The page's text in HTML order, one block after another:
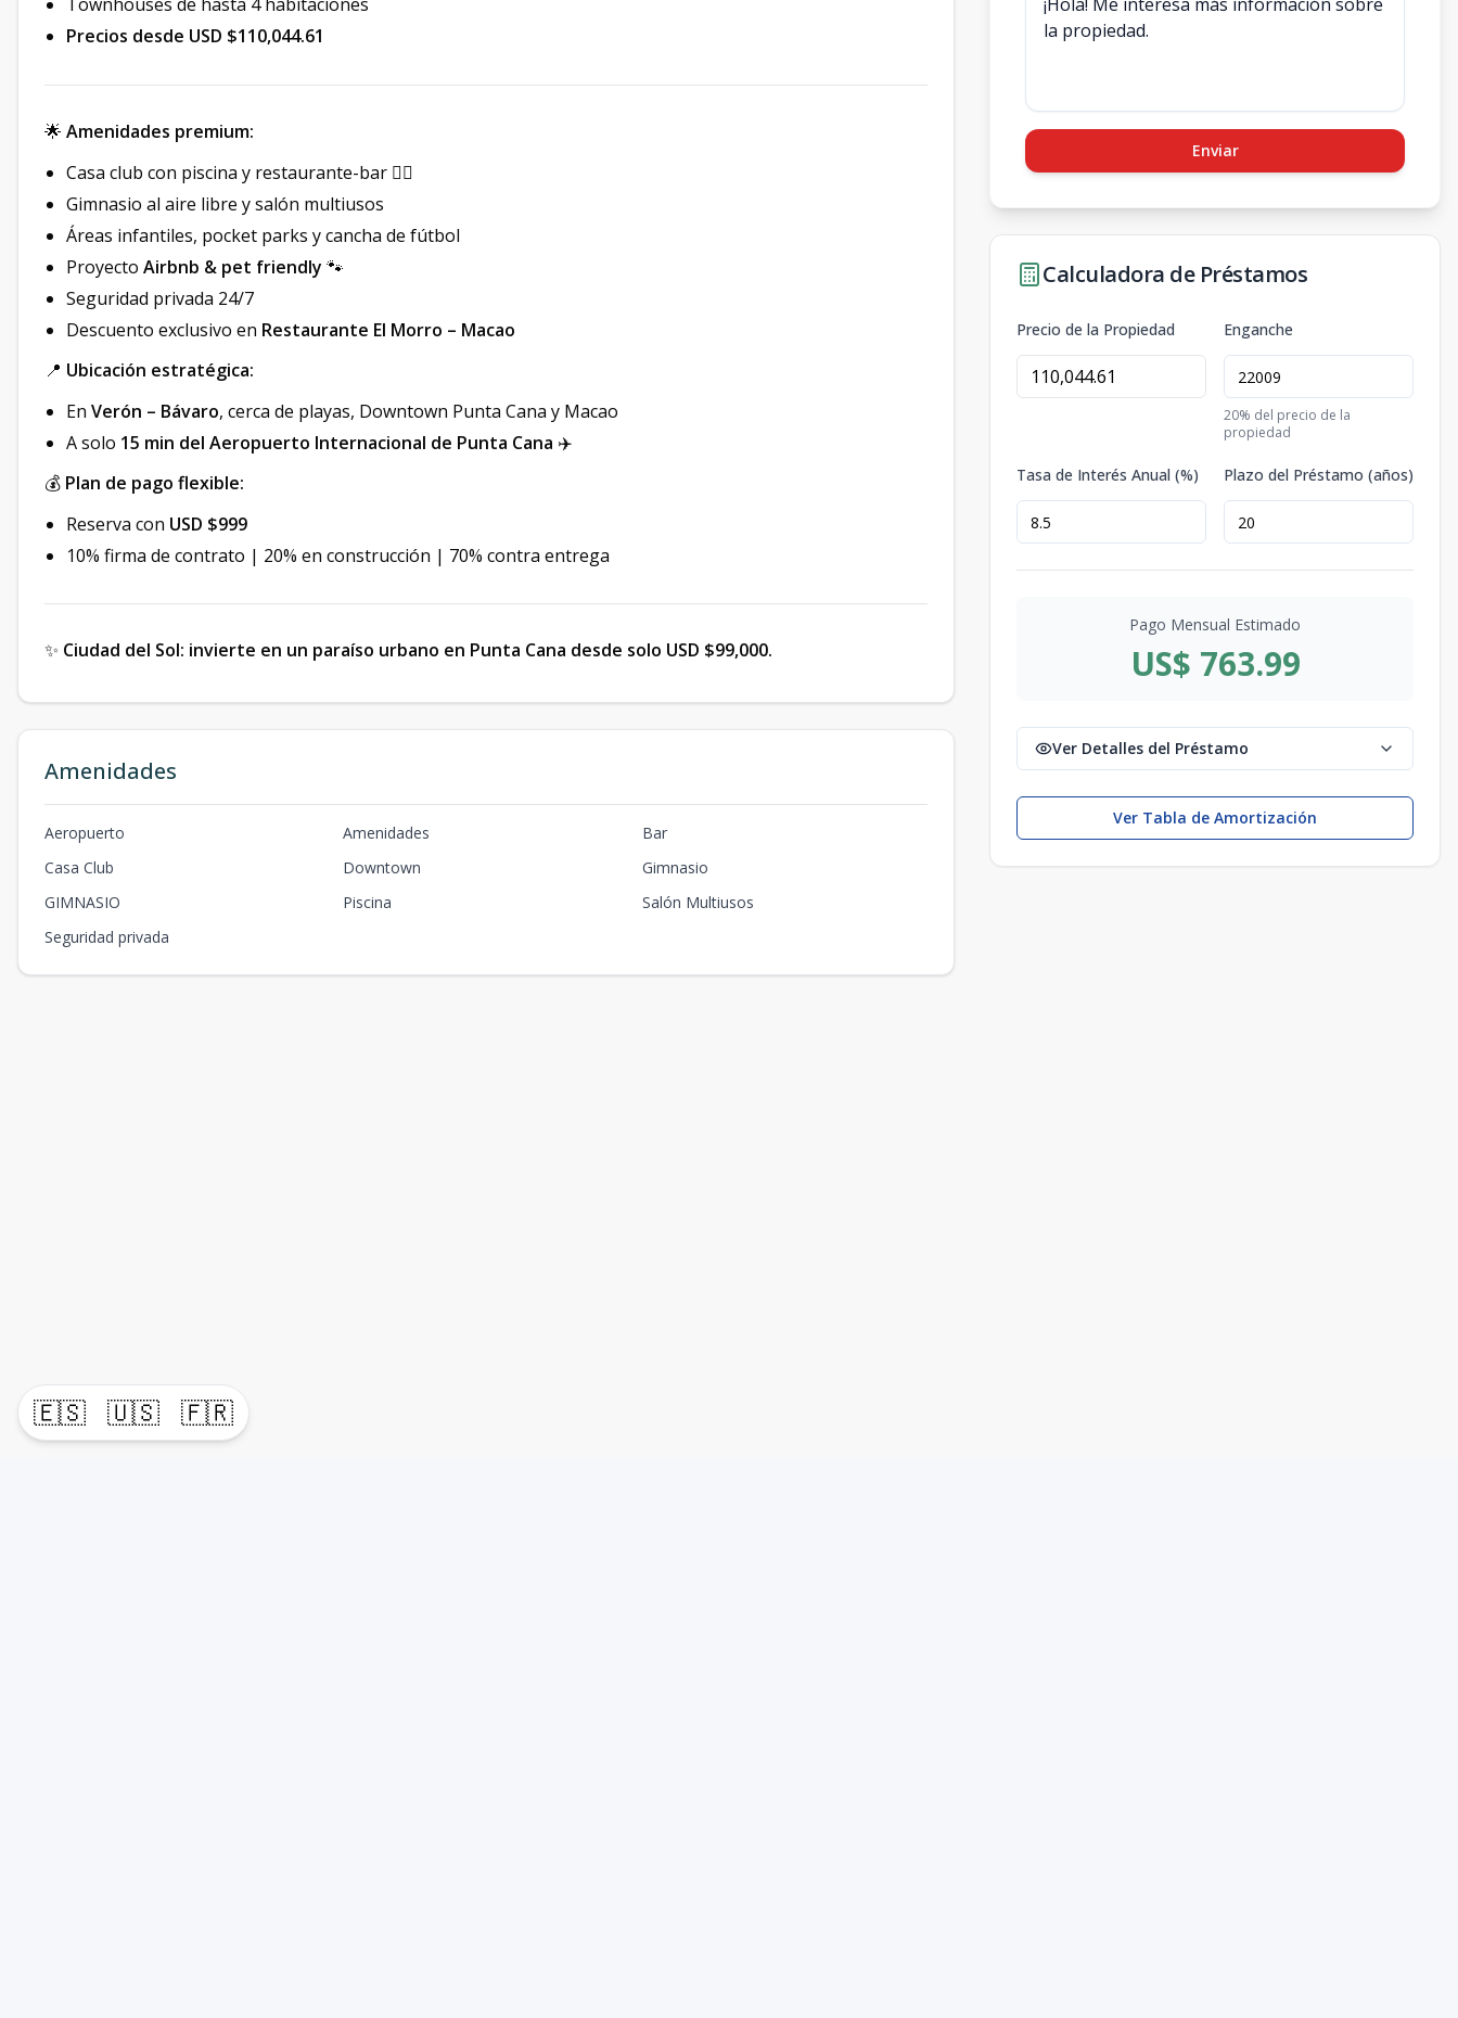
🇪🇸 🇺🇸 🇫🇷
Precios desde USD $110,044.61
🌟 Amenidades premium:
Casa club con piscina y restaurante-bar 🏊‍♂️
Gimnasio al aire libre y salón multiusos
Áreas infantiles, pocket parks y cancha de fútbol
Proyecto Airbnb & pet friendly 🐾
Seguridad privada 24/7
Descuento exclusivo en Restaurante El Morro – Macao
📍 Ubicación estratégica:
En Verón – Bávaro, cerca de playas, Downtown Punta Cana y Macao
A solo 15 min del Aeropuerto Internacional de Punta Cana ✈️
💰 Plan de pago flexible:
Reserva con USD $999
10% firma de contrato | 20% en construcción | 70% contra entrega
✨ Ciudad del Sol: invierte en un paraíso urbano en Punta Cana desde solo USD $99,000.
Amenidades
Aeropuerto Amenidades
Bar
Casa Club
Downtown
Gimnasio
GIMNASIO
Piscina
Salón Multiusos
Seguridad privada
Enviar
Calculadora de Préstamos
Precio de la Propiedad Enganche
20% del precio de la
propiedad
Tasa de Interés Anual (%) Plazo del Préstamo (años)
Pago Mensual Estimado
US$ 763.99
Ver Detalles del Préstamo
Ver Tabla de Amortización